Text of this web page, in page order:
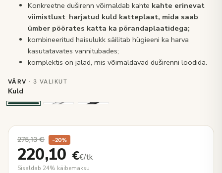
Konkreetne duširenn võimaldab kahte kahte erinevat
viimistlust: harjatud kuld katteplaat, mida saab
ümber pöörates katta ka põrandaplaatidega;
kombineeritud haisulukk säilitab hügieeni ka harva
kasutatavates vannitubades;
komplektis on jalad, mis võimaldavad duširenni loodida.
VÄRV · 3 VALIKUT
Kuld
275,13€ −20%
220,10 €€/tk
Sisaldab 24% käibemaksu